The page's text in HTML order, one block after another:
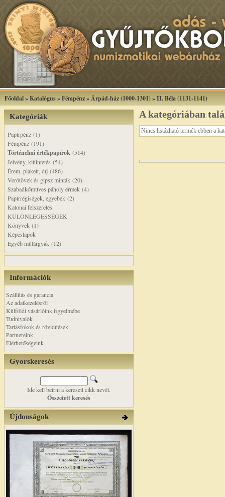
Főoldal»Katalógus»Fémpénz»Árpád-ház (1000-1301)»II. Béla (1131-1141)
Kategóriák
Papírpénz (1)
Fémpénz (191)
Történelmi értékpapírok (514)
Jelvény, kitüntetés (54)
Érem, plakett, díj (486)
Verőtövek és gipsz minták (20)
Szabadkőműves páholy érmek (4)
Papírrégiségek, egyebek (2)
Katonai felszerelés
KÜLÖNLEGESSÉGEK
Könyvek (1)
Képeslapok
Egyéb műtárgyak (12)
Információk
Szállítás és garancia
Az adatkezelésről
Külföldi vásárlóink figyelmébe
Tudnivalók
Tartásfokok és rövidítések
Partnereink
Elérhetőségeink
Gyorskeresés
Ide kell beírni a keresett cikk nevét.
Összetett keresés
Újdonságok
A kategóriában
Nincs listázható termék ebben a